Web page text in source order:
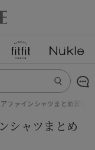
ファインシャツまとめ買い）
シャツまとめ